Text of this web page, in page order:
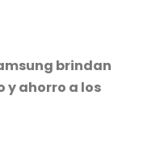
brindan
y ahorro a los